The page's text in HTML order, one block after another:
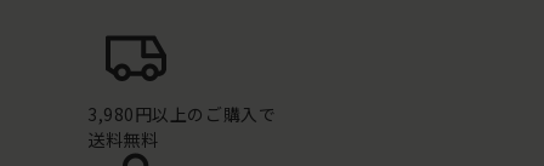
3,980円以上のご購入で
送料無料